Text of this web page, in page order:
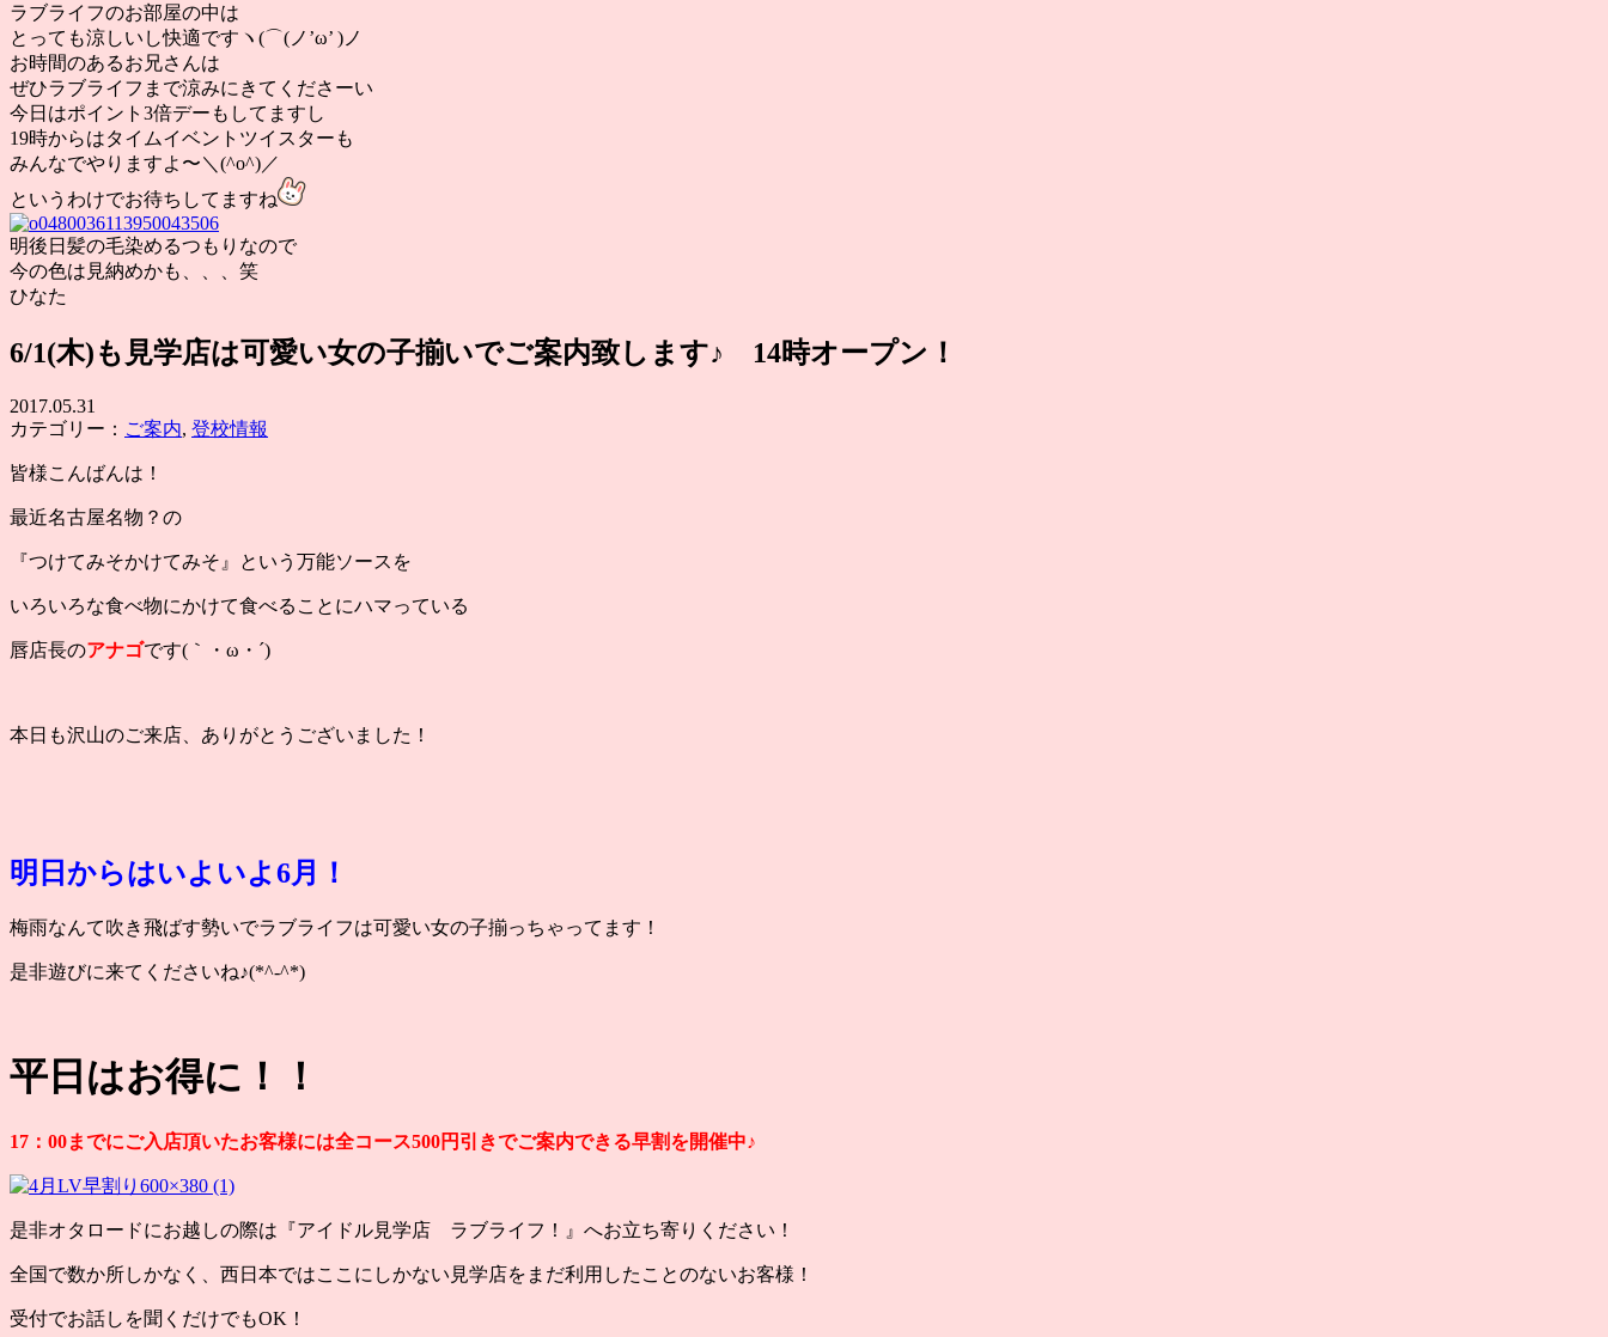
ラブライフのお部屋の中は
とっても涼しいし快適ですヽ(⌒(ノ’ω’ )ノ
お時間のあるお兄さんは
ぜひラブライフまで涼みにきてくださーい
今日はポイント3倍デーもしてますし
19時からはタイムイベントツイスターも
みんなでやりますよ〜＼(^o^)／
というわけでお待ちしてますね
明後日髪の毛染めるつもりなので
今の色は見納めかも、、、笑
ひなた
6/1(木)も見学店は可愛い女の子揃いでご案内致します♪ 14時オープン！
2017.05.31
カテゴリー： ご案内, 登校情報
皆様こんばんは！
最近名古屋名物？の
『つけてみそかけてみそ』という万能ソースを
いろいろな食べ物にかけて食べることにハマっている
唇店長のアナゴです(｀・ω・´)
本日も沢山のご来店、ありがとうございました！
明日からはいよいよ6月！
梅雨なんて吹き飛ばす勢いでラブライフは可愛い女の子揃っちゃってます！
是非遊びに来てくださいね♪(*^-^*)
平日はお得に！！
17：00までにご入店頂いたお客様には全コース500円引きでご案内できる早割を開催中♪
是非オタロードにお越しの際は『アイドル見学店 ラブライフ！』へお立ち寄りください！
全国で数か所しかなく、西日本ではここにしかない見学店をまだ利用したことのないお客様！
受付でお話しを聞くだけでもOK！